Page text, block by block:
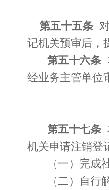
第五十五条
记机关预审后，
第五十六条
经业务主管单位
第五十七条
机关申请注销登
（一）完成
（二）自行